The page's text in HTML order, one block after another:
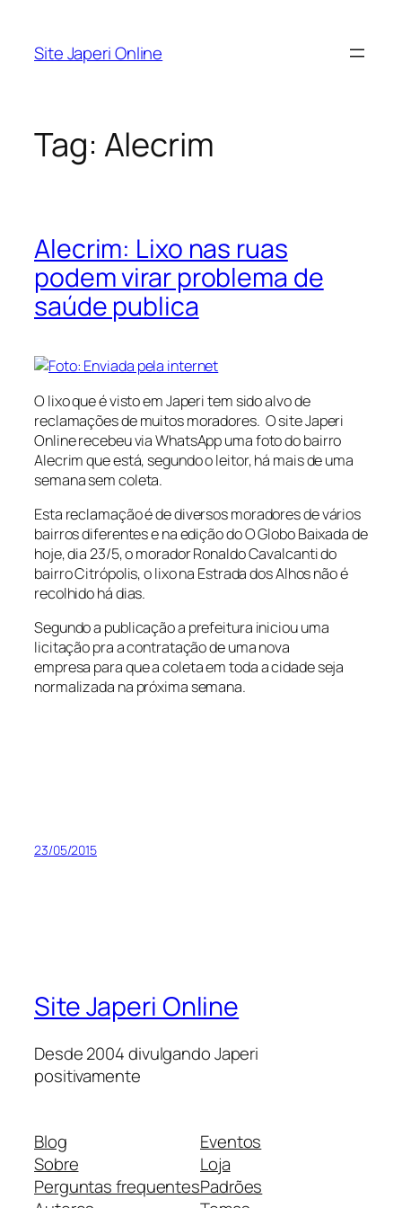
Site Japeri Online
Tag: Alecrim
Alecrim: Lixo nas ruas
podem virar problema de
saúde publica
O lixo que é visto em Japeri tem sido alvo de
reclamações de muitos moradores. O site Japeri
Online recebeu via WhatsApp uma foto do bairro
Alecrim que está, segundo o leitor, há mais de uma
semana sem coleta.
Esta reclamação é de diversos moradores de vários
bairros diferentes e na edição do O Globo Baixada de
hoje, dia 23/5, o morador Ronaldo Cavalcanti do
bairro Citrópolis, o lixo na Estrada dos Alhos não é
recolhido há dias.
Segundo a publicação a prefeitura iniciou uma
licitação pra a contratação de uma nova
empresa para que a coleta em toda a cidade seja
normalizada na próxima semana.
23/05/2015
Site Japeri Online
Desde 2004 divulgando Japeri
positivamente
Blog
Sobre
Perguntas frequentes
Eventos
Loja
Padrões